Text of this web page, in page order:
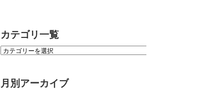
カテゴリ一覧
月別アーカイブ